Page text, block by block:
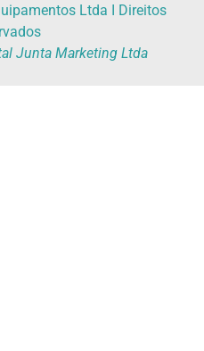
Ltda I Direitos
Junta Marketing Ltda